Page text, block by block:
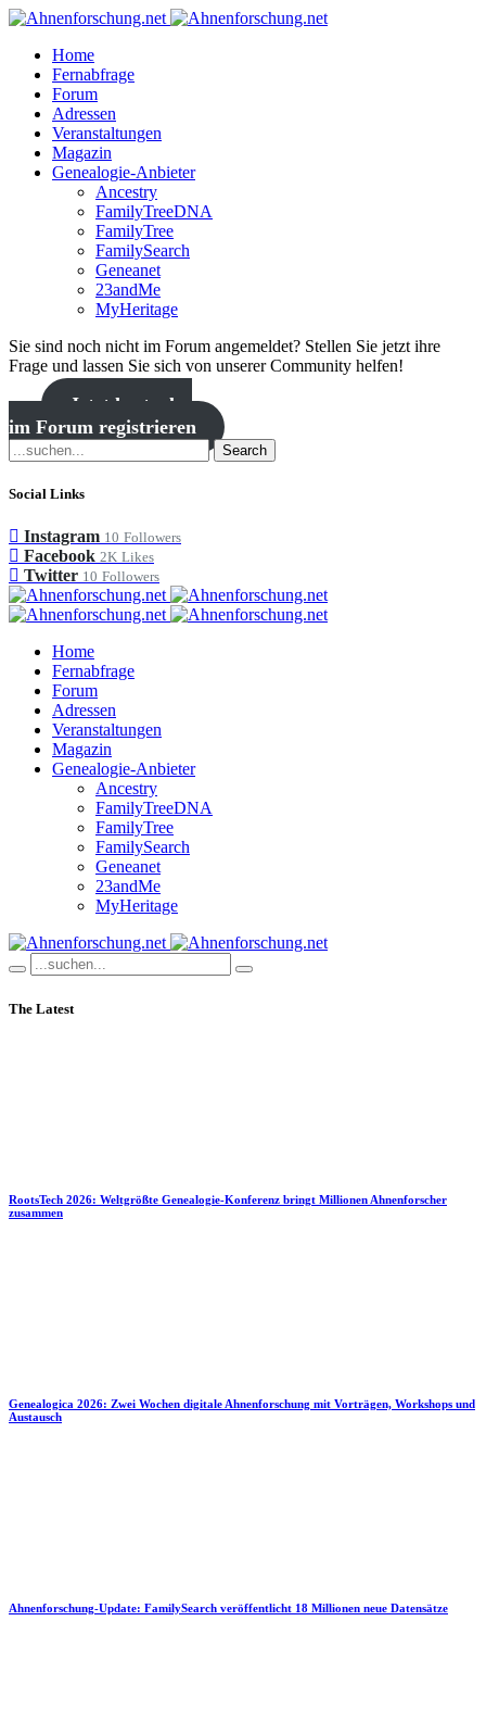
Home
Fernabfrage
Forum
Adressen
Veranstaltungen
Magazin
Genealogie-Anbieter
Ancestry
FamilyTreeDNA
FamilyTree
FamilySearch
Geneanet
23andMe
MyHeritage
Sie sind noch nicht im Forum angemeldet? Stellen Sie jetzt ihre
Frage und lassen Sie sich von unserer Community helfen!
Jetzt kostenlos
im Forum registrieren
Search
Social Links
Instagram 10 Followers
Facebook 2K Likes
Twitter 10 Followers
Home
Fernabfrage
Forum
Adressen
Veranstaltungen
Magazin
Genealogie-Anbieter
Ancestry
FamilyTreeDNA
FamilyTree
FamilySearch
Geneanet
23andMe
MyHeritage
The Latest
RootsTech 2026: Weltgrößte Genealogie-Konferenz bringt Millionen Ahnenforscher
zusammen
Genealogica 2026: Zwei Wochen digitale Ahnenforschung mit Vorträgen, Workshops und
Austausch
Ahnenforschung-Update: FamilySearch veröffentlicht 18 Millionen neue Datensätze